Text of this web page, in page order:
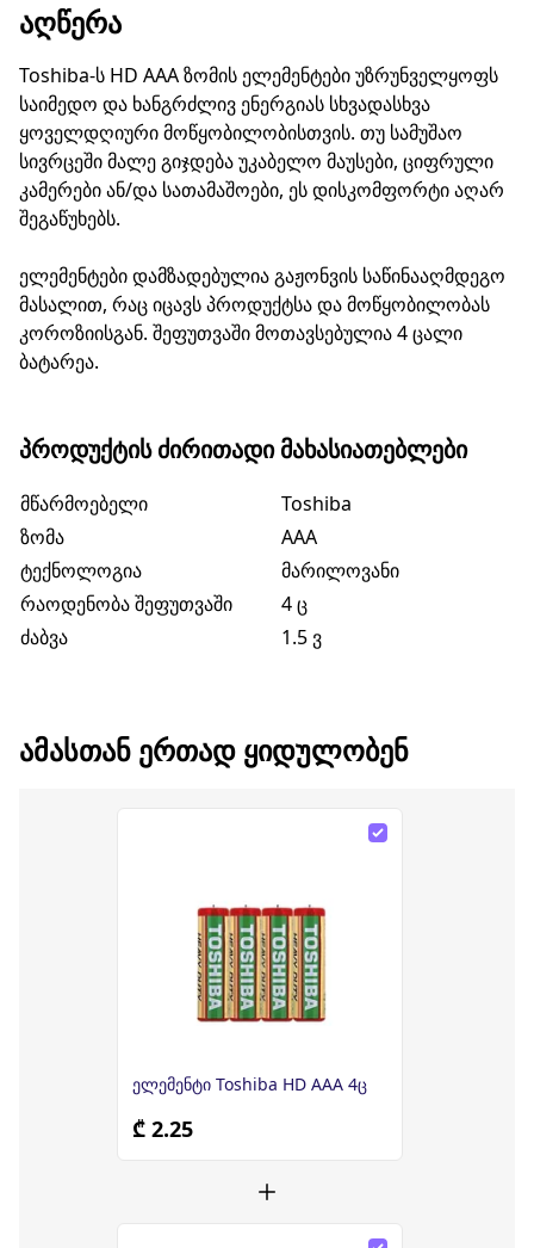
ᲐᲦᲬᲔᲠᲐ
Toshiba-ს HD AAA ზომის ელემენტები უზრუნველყოფს
საიმედო და ხანგრძლივ ენერგიას სხვადასხვა
ყოველდღიური მოწყობილობისთვის. თუ სამუშაო
სივრცეში მალე გიჯდება უკაბელო მაუსები, ციფრული
კამერები ან/და სათამაშოები, ეს დისკომფორტი აღარ
შეგაწუხებს.
ელემენტები დამზადებულია გაჟონვის საწინააღმდეგო
მასალით, რაც იცავს პროდუქტსა და მოწყობილობას
კოროზიისგან. შეფუთვაში მოთავსებულია 4 ცალი
ბატარეა.
ᲞᲠᲝᲓᲣᲥᲢᲘᲡ ᲫᲘᲠᲘᲗᲐᲓᲘ ᲛᲐᲮᲐᲡᲘᲐᲗᲔᲑᲚᲔᲑᲘ
მწარმოებელი
Toshiba
ზომა
AAA
ტექნოლოგია
მარილოვანი
რაოდენობა შეფუთვაში
4 ც
ძაბვა
1.5 ვ
ᲐᲛᲐᲡᲗᲐᲜ ᲔᲠᲗᲐᲓ ᲧᲘᲓᲣᲚᲝᲑᲔᲜ
ელემენტი Toshiba HD AAA 4ც
₾ 2.25